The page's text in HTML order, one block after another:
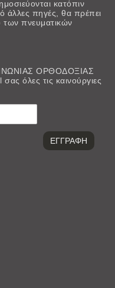
κατόπιν
άλλες πηγές, θα πρέπει
των πνευματικών
ΟΡΘΟΔΟΞΙΑΣ
όλες τις καινούργιες